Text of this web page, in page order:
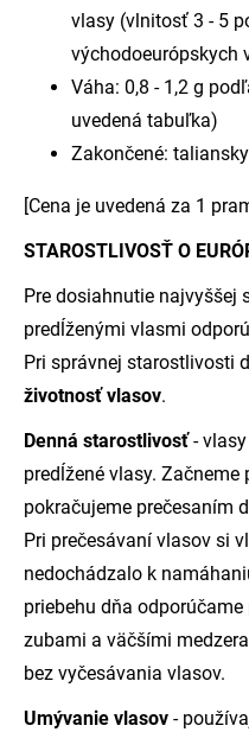
vlasy (vlnitosť 3 - 5
východoeurópskych
Váha: 0,8 - 1,2 g
uvedená tabuľka)
Zakončené:
[Cena je uvedená za 1
STAROSTLIVOSŤ O
Pre dosiahnutie najvyššej
predĺženými vlasmi
Pri správnej starostlivosti
životnosť vlasov.
Denná starostlivosť- vlasy
predĺžené vlasy.
pokračujeme prečesaním
Pri prečesávaní vlasov si
nedochádzalo k
priebehu dňa
zubami a väčšími
bez vyčesávania vlasov.
Umývanie vlasov -